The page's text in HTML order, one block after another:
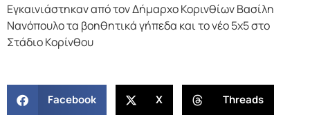
Εγκαινιάστηκαν από τον Δήμαρχο Κορινθίων Βασίλη
Νανόπουλο τα βοηθητικά γήπεδα και το νέο 5χ5 στο
Στάδιο Κορίνθου
Facebook X Threads